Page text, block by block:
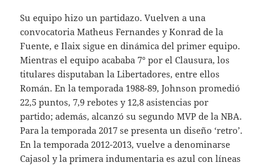
Su equipo hizo un partidazo. Vuelven a una
convocatoria Matheus Fernandes y Konrad de la
Fuente, e Ilaix sigue en dinámica del primer equipo.
Mientras el equipo acababa 7° por el Clausura, los
titulares disputaban la Libertadores, entre ellos
Román. En la temporada 1988-89, Johnson promedió
22,5 puntos, 7,9 rebotes y 12,8 asistencias por
partido; además, alcanzó su segundo MVP de la NBA.
Para la temporada 2017 se presenta un diseño ‘retro’.
En la temporada 2012-2013, vuelve a denominarse
Cajasol y la primera indumentaria es azul con líneas